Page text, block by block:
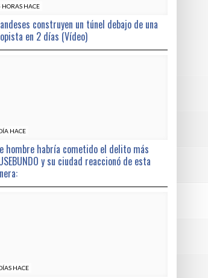
HORAS HACE
construyen un túnel debajo de una
en 2 días (Vídeo)
HACE
hombre habría cometido el delito más
y su ciudad reaccionó de esta
HACE